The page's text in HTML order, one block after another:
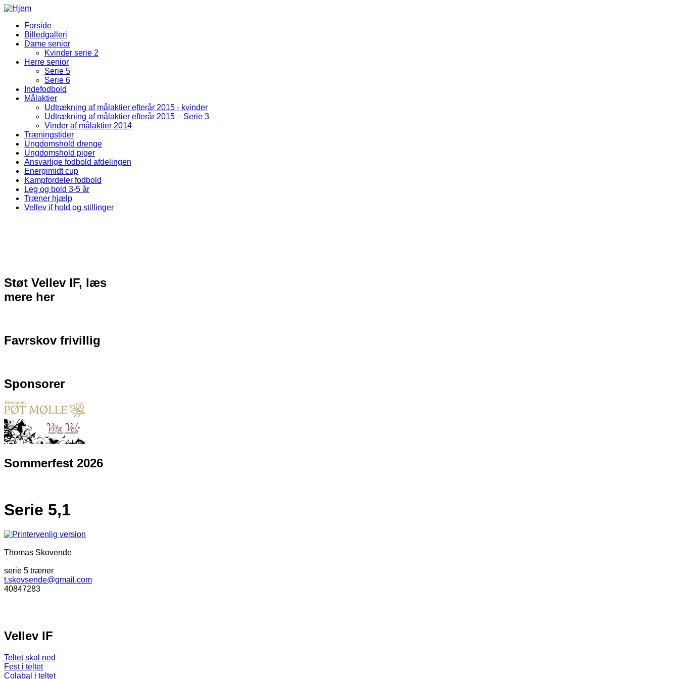
Gå til hovedindhold
Fodbold Menu
Forside
Billedgalleri
Dame senior
Kvinder serie 2
Herre senior
Serie 5
Serie 6
Indefodbold
Målaktier
Udtrækning af målaktier efterår 2015 - kvinder
Udtrækning af målaktier efterår 2015 – Serie 3
Vinder af målaktier 2014
Træningstider
Ungdomshold drenge
Ungdomshold piger
Ansvarlige fodbold afdelingen
Energimidt cup
Kampfordeler fodbold
Leg og bold 3-5 år
Træner hjælp
Vellev if hold og stillinger
Støt Vellev IF, læs
mere her
Favrskov frivillig
Sponsorer
Sommerfest 2026
Serie 5,1
Thomas Skovende
serie 5 træner
t.skovsende@gmail.com
40847283
Vellev IF
Teltet skal ned
Fest i teltet
Colabal i teltet